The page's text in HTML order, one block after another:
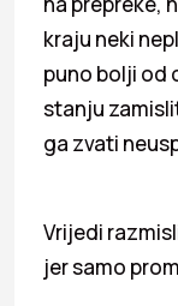
kraju neki
puno bolji od
stanju
ga zvati
Vrijedi
jer samo